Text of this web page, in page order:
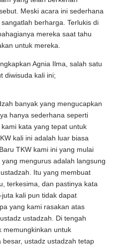
Meski acara ini sederhana
berharga. Terlukis di
mereka saat tahu
untuk mereka.
Agnia Ilma, salah satu
diwisuda kali ini;
banyak yang mengucapkan
hanya sederhana seperti
kata yang tepat untuk
kali ini adalah luar biasa
TKW kami ini yang mulai
mengurus adalah langsung
Itu yang membuat
terkesima, dan pastinya kata
kali pun tidak dapat
yang kami rasakan atas
ustadzah. Di tengah
memungkinkan untuk
besar, ustadz ustadzah tetap